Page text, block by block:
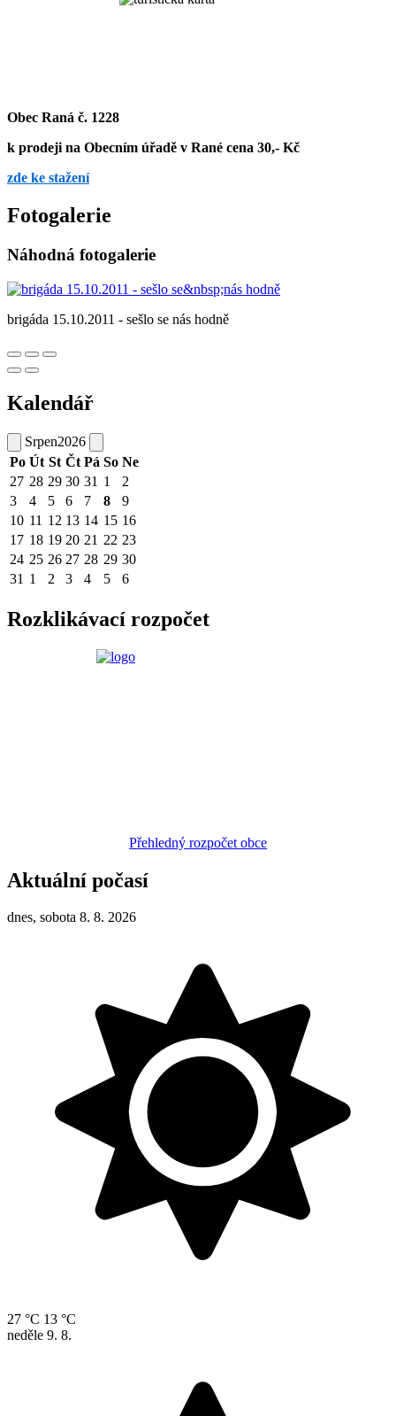
Obec Raná č. 1228
k prodeji na Obecním úřadě v Rané cena 30,- Kč
zde ke stažení
Fotogalerie
Náhodná fotogalerie
brigáda 15.10.2011 - sešlo se nás hodně
Kalendář
Srpen2026
Po Út St Čt Pá So Ne
27 28 29 30 31 1
2
3
4 5 6 7 8
9
10 11 12 13 14 15 16
17 18 19 20 21 22 23
24 25 26 27 28 29 30
31 1 2 3 4 5 6
Rozklikávací rozpočet
Přehledný rozpočet obce
Aktuální počasí
dnes, sobota 8. 8. 2026
27 °C 13 °C
neděle 9. 8.